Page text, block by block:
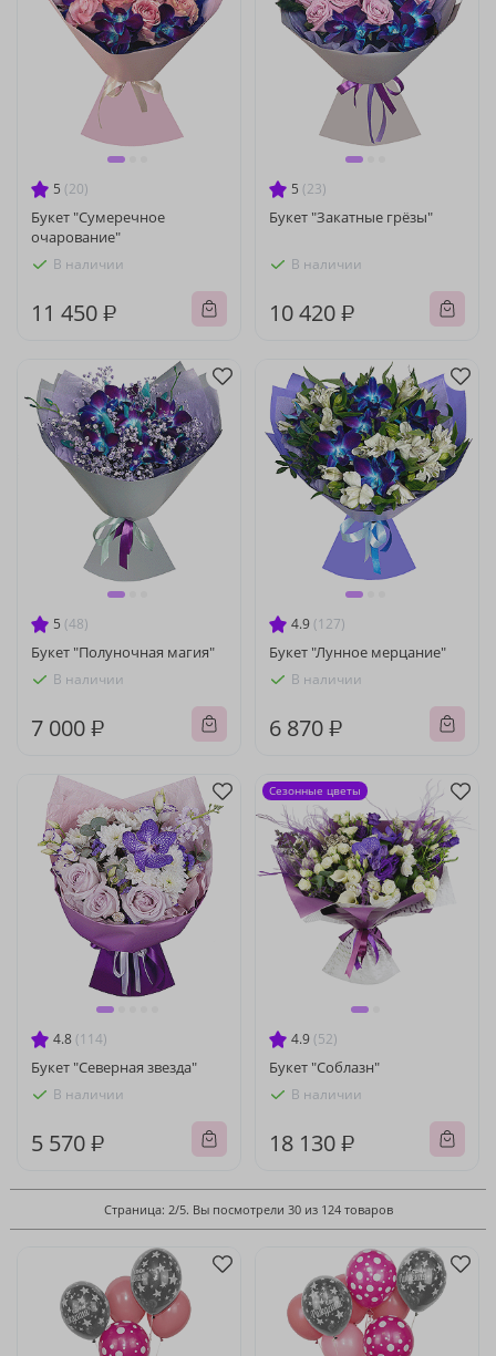
5 (20)
Букет "Сумеречное
очарование"
В наличии
11 450 ₽
5 (23)
Букет "Закатные грёзы"
В наличии
10 420 ₽
5 (48)
Букет "Полуночная магия"
В наличии
7 000 ₽
4.9 (127)
Букет "Лунное мерцание"
В наличии
6 870 ₽
4.8 (114)
Букет "Северная звезда"
В наличии
5 570 ₽
4.9 (52)
Букет "Соблазн"
В наличии
18 130 ₽
Сезонные цветы
Страница: 2/5. Вы посмотрели 30 из 124 товаров